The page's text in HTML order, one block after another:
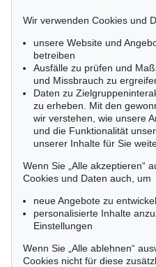
Wir verwenden Cookies und
unsere Website und
betreiben
Ausfälle zu prüfen und
und Missbrauch zu
Daten zu
zu erheben. Mit den
wir verstehen, wie unsere
und die Funktionalität
unserer Inhalte für Sie
Wenn Sie „Alle akzeptieren“
Cookies und Daten auch, um
neue Angebote zu
personalisierte Inhalte
Einstellungen
Wenn Sie „Alle ablehnen“
Cookies nicht für diese